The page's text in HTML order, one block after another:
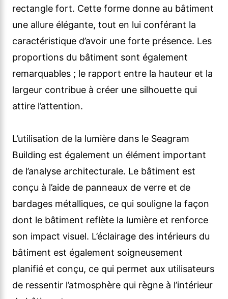
rectangle fort. Cette forme donne au bâtiment
une allure élégante, tout en lui conférant la
caractéristique d’avoir une forte présence. Les
proportions du bâtiment sont également
remarquables ; le rapport entre la hauteur et la
largeur contribue à créer une silhouette qui
attire l’attention.
L’utilisation de la lumière dans le Seagram
Building est également un élément important
de l’analyse architecturale. Le bâtiment est
conçu à l’aide de panneaux de verre et de
bardages métalliques, ce qui souligne la façon
dont le bâtiment reflète la lumière et renforce
son impact visuel. L’éclairage des intérieurs du
bâtiment est également soigneusement
planifié et conçu, ce qui permet aux utilisateurs
de ressentir l’atmosphère qui règne à l’intérieur